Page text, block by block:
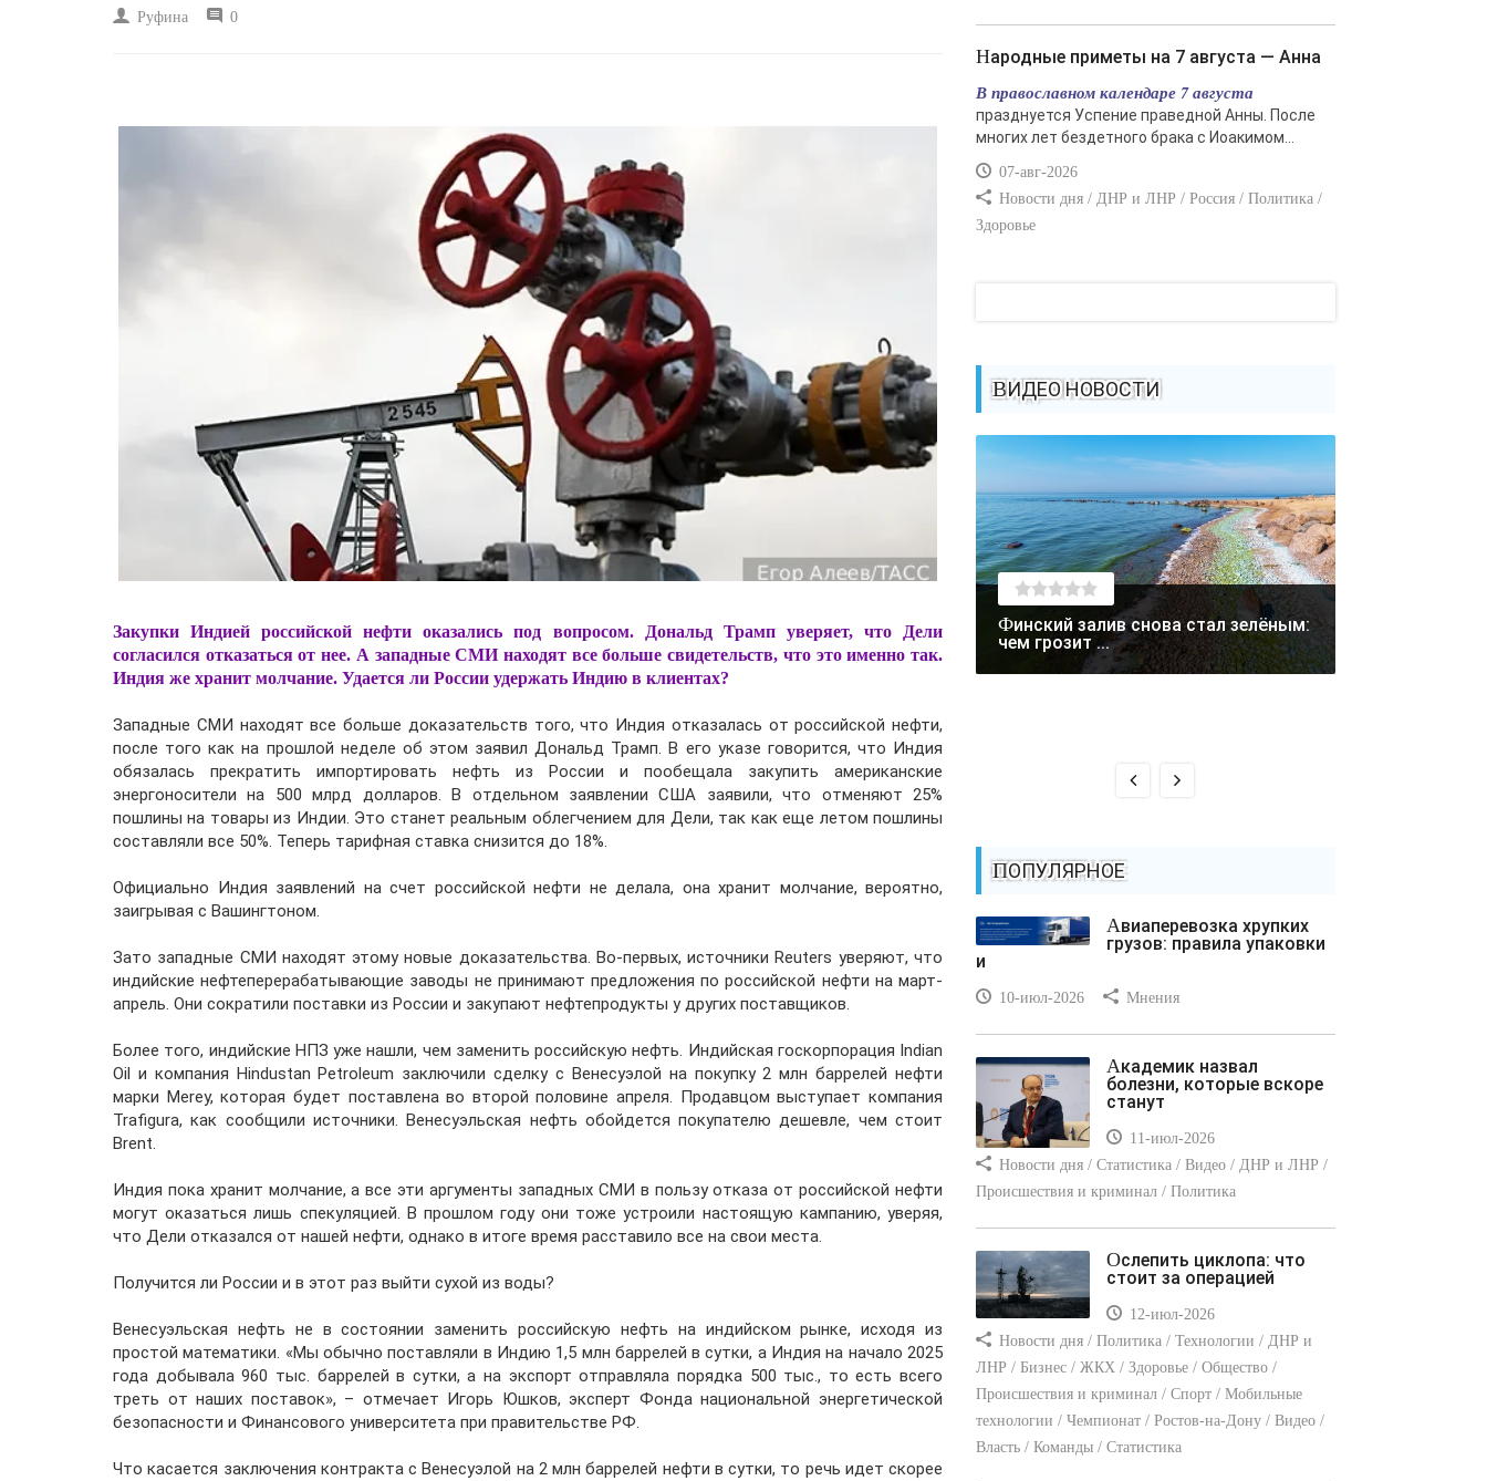
Руфина
0
Закупки Индией российской нефти оказались под вопросом. Дональд Трамп уверяет, что Дели
согласился отказаться от нее. А западные СМИ находят все больше свидетельств, что это именно так.
Индия же хранит молчание. Удается ли России удержать Индию в клиентах?
Западные СМИ находят все больше доказательств того, что Индия отказалась от российской нефти,
после того как на прошлой неделе об этом заявил Дональд Трамп. В его указе говорится, что Индия
обязалась прекратить импортировать нефть из России и пообещала закупить американские
энергоносители на 500 млрд долларов. В отдельном заявлении США заявили, что отменяют 25%
пошлины на товары из Индии. Это станет реальным облегчением для Дели, так как еще летом пошлины
составляли все 50%. Теперь тарифная ставка снизится до 18%.
Официально Индия заявлений на счет российской нефти не делала, она хранит молчание, вероятно,
заигрывая с Вашингтоном.
Зато западные СМИ находят этому новые доказательства. Во-первых, источники Reuters уверяют, что
индийские нефтеперерабатывающие заводы не принимают предложения по российской нефти на март-
апрель. Они сократили поставки из России и закупают нефтепродукты у других поставщиков.
Более того, индийские НПЗ уже нашли, чем заменить российскую нефть. Индийская госкорпорация Indian
Oil и компания Hindustan Petroleum заключили сделку с Венесуэлой на покупку 2 млн баррелей нефти
марки Merey, которая будет поставлена во второй половине апреля. Продавцом выступает компания
Trafigura, как сообщили источники. Венесуэльская нефть обойдется покупателю дешевле, чем стоит
Brent.
Индия пока хранит молчание, а все эти аргументы западных СМИ в пользу отказа от российской нефти
могут оказаться лишь спекуляцией. В прошлом году они тоже устроили настоящую кампанию, уверяя,
что Дели отказался от нашей нефти, однако в итоге время расставило все на свои места.
Получится ли России и в этот раз выйти сухой из воды?
Венесуэльская нефть не в состоянии заменить российскую нефть на индийском рынке, исходя из
простой математики. «Мы обычно поставляли в Индию 1,5 млн баррелей в сутки, а Индия на начало 2025
года добывала 960 тыс. баррелей в сутки, а на экспорт отправляла порядка 500 тыс., то есть всего
треть от наших поставок», – отмечает Игорь Юшков, эксперт Фонда национальной энергетической
безопасности и Финансового университета при правительстве РФ.
Что касается заключения контракта с Венесуэлой на 2 млн баррелей нефти в сутки, то речь идет скорее
Народные приметы на 7 августа — Анна
В православном календаре 7 августа
празднуется Успение праведной Анны. После
многих лет бездетного брака с Иоакимом...
07-авг-2026
Новости дня / ДНР и ЛНР / Россия / Политика /
Здоровье
ВИДЕО НОВОСТИ
Финский залив снова стал зелёным:
чем грозит ...
ПОПУЛЯРНОЕ
Авиаперевозка хрупких
грузов: правила упаковки
и
10-июл-2026 Мнения
Академик назвал
болезни, которые вскоре
станут
11-июл-2026
Новости дня / Статистика / Видео / ДНР и ЛНР /
Происшествия и криминал / Политика
Ослепить циклопа: что
стоит за операцией
12-июл-2026
Новости дня / Политика / Технологии / ДНР и
ЛНР / Бизнес / ЖКХ / Здоровье / Общество /
Происшествия и криминал / Спорт / Мобильные
технологии / Чемпионат / Ростов-на-Дону / Видео /
Власть / Команды / Статистика